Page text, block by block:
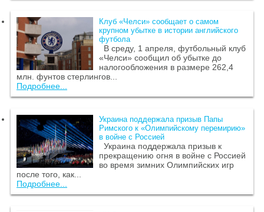
Клуб «Челси» сообщает о самом
крупном убытке в истории английского
футбола
В среду, 1 апреля, футбольный клуб
«Челси» сообщил об убытке до
налогообложения в размере 262,4
млн. фунтов стерлингов...
Подробнее...
Украина поддержала призыв Папы
Римского к «Олимпийскому перемирию»
в войне с Россией
Украина поддержала призыв к
прекращению огня в войне с Россией
во время зимних Олимпийских игр
после того, как...
Подробнее...